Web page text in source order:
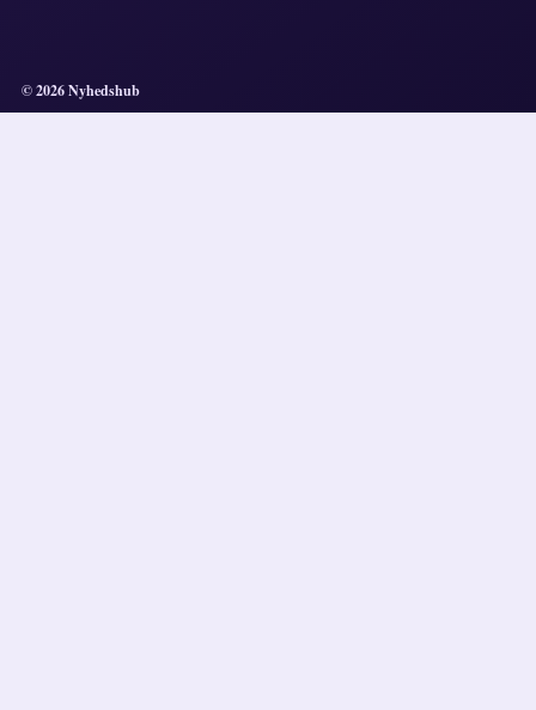
© 2026 Nyhedshub